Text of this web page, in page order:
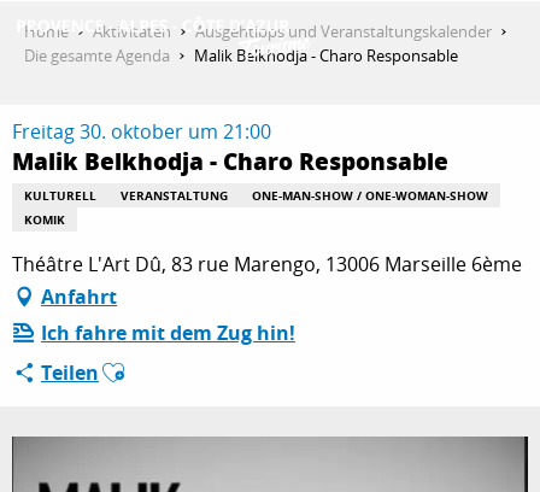
contenu
AKTIVITÄTEN
AUFENTHALT
ESPACE PRO
Home Aktivitäten
Ausgehtipps und Veranstaltungskalender
Die gesamte Agenda
Malik Belkhodja - Charo Responsable
Freitag 30. oktober um 21:00
Malik Belkhodja - Charo Responsable
KULTURELL VERANSTALTUNG
ONE-MAN-SHOW / ONE-WOMAN-SHOW
KOMIK
Théâtre L'Art Dû, 83 rue Marengo, 13006 Marseille 6ème
Anfahrt
Ich fahre mit dem Zug hin!
TeilenAjouter aux favoris